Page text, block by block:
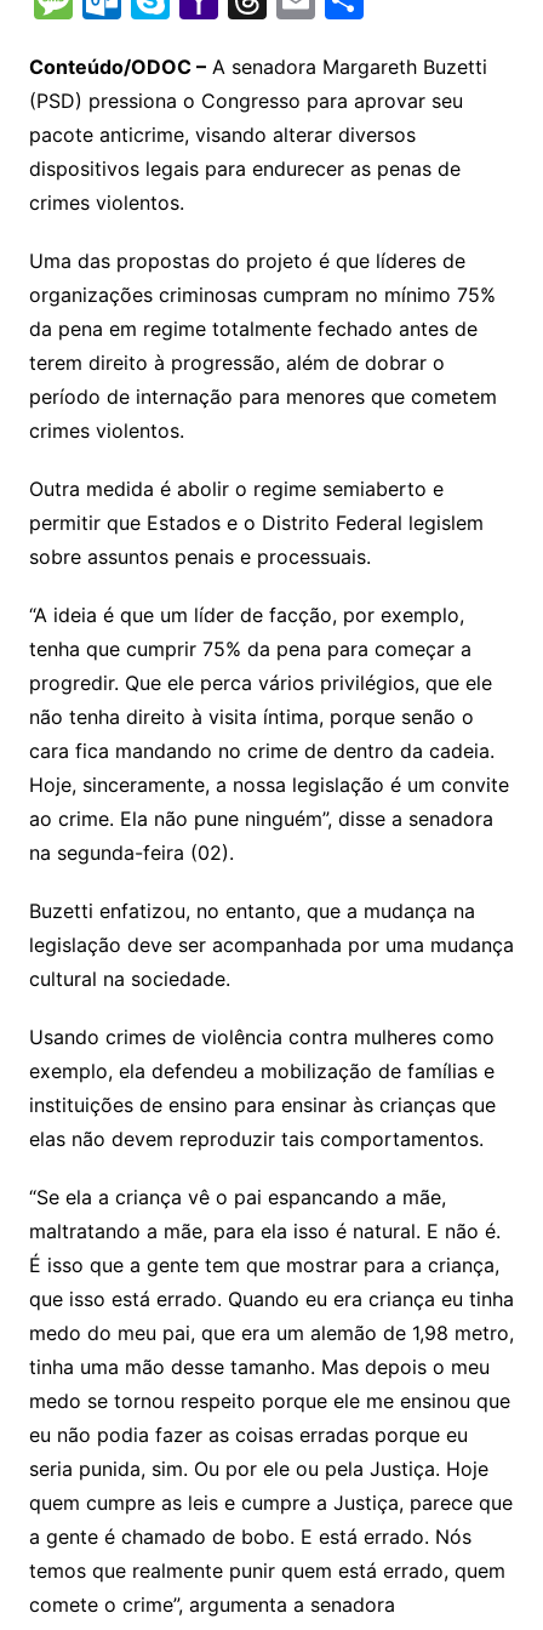
p
y
Li
n
k
at
s
A
p
p
e
gr
a
m
er t
k
e
dI
n
l
gl
e
a
sr
o
o
m
s
s
a
g
lo
o
k.
c
m
y
p
e
h
o
o
M
l
e
a
d
s
ai
l
ar
e
Conteúdo/ODOC –A senadora Margareth Buzetti
(PSD) pressiona o Congresso para aprovar seu
pacote anticrime, visando alterar diversos
dispositivos legais para endurecer as penas de
crimes violentos.
Uma das propostas do projeto é que líderes de
organizações criminosas cumpram no mínimo 75%
da pena em regime totalmente fechado antes de
terem direito à progressão, além de dobrar o
período de internação para menores que cometem
crimes violentos.
Outra medida é abolir o regime semiaberto e
permitir que Estados e o Distrito Federal legislem
sobre assuntos penais e processuais.
“A ideia é que um líder de facção, por exemplo,
tenha que cumprir 75% da pena para começar a
progredir. Que ele perca vários privilégios, que ele
não tenha direito à visita íntima, porque senão o
cara fica mandando no crime de dentro da cadeia.
Hoje, sinceramente, a nossa legislação é um convite
ao crime. Ela não pune ninguém”, disse a senadora
na segunda-feira (02).
Buzetti enfatizou, no entanto, que a mudança na
legislação deve ser acompanhada por uma mudança
cultural na sociedade.
Usando crimes de violência contra mulheres como
exemplo, ela defendeu a mobilização de famílias e
instituições de ensino para ensinar às crianças que
elas não devem reproduzir tais comportamentos.
“Se ela a criança vê o pai espancando a mãe,
maltratando a mãe, para ela isso é natural. E não é.
É isso que a gente tem que mostrar para a criança,
que isso está errado. Quando eu era criança eu tinha
medo do meu pai, que era um alemão de 1,98 metro,
tinha uma mão desse tamanho. Mas depois o meu
medo se tornou respeito porque ele me ensinou que
eu não podia fazer as coisas erradas porque eu
seria punida, sim. Ou por ele ou pela Justiça. Hoje
quem cumpre as leis e cumpre a Justiça, parece que
a gente é chamado de bobo. E está errado. Nós
temos que realmente punir quem está errado, quem
comete o crime”, argumenta a senadora